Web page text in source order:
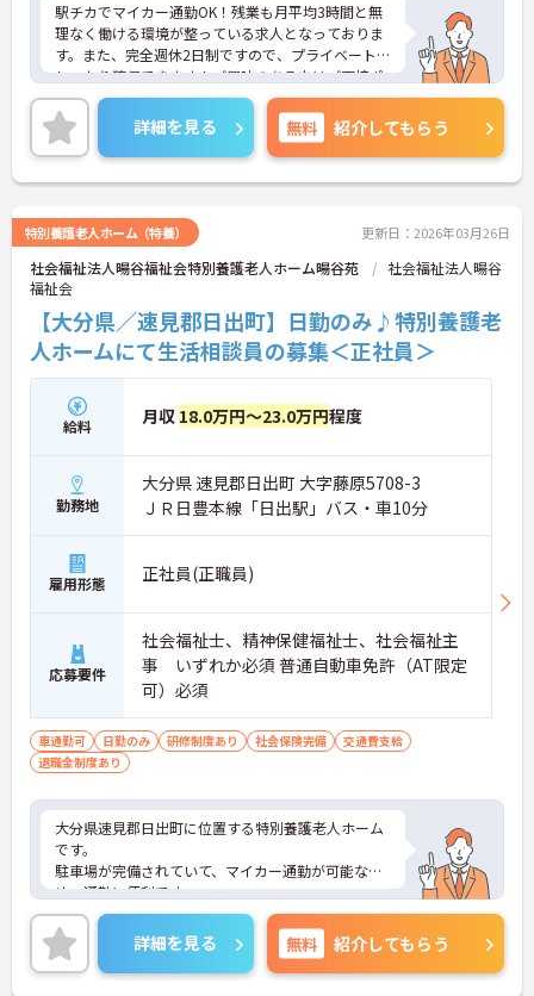
駅チカでマイカー通勤OK！残業も月平均3時間と無
理なく働ける環境が整っている求人となっておりま
す。また、完全週休2日制ですので、プライベートも
しっかり確保できます！ご興味のある方はご面接ポ
イントお伝えしますのでご気軽にお問い合わせくだ
さい。
詳細を見る 無料 紹介してもらう
特別養護老人ホーム（特養） 更新日：2026年03月26日
社会福祉法人暘谷福祉会特別養護老人ホーム暘谷苑
社会福祉法人暘谷
福祉会
【大分県／速見郡日出町】日勤のみ♪特別養護老
人ホームにて生活相談員の募集＜正社員＞
給料 月収 18.0万円～23.0万円程度
勤務地
大分県 速見郡日出町 大字藤原5708-3
ＪＲ日豊本線「日出駅」バス・車10分
雇用形態 正社員(正職員)
応募要件
社会福祉士、精神保健福祉士、社会福祉主
事 いずれか必須 普通自動車免許（AT限定
可）必須
車通勤可 日勤のみ 研修制度あり 社会保険完備
交通費支給
退職金制度あり
大分県速見郡日出町に位置する特別養護老人ホーム
です。
駐車場が完備されていて、マイカー通勤が可能なた
め、通勤に便利です。
日勤帯のみのお仕事ですので、ご家庭をお持ちの方
も働きやすい勤務時間でオススメです！
ご興味をお持ちの方はお気軽にお問い合わせくださ
い。
詳細を見る 無料 紹介してもらう